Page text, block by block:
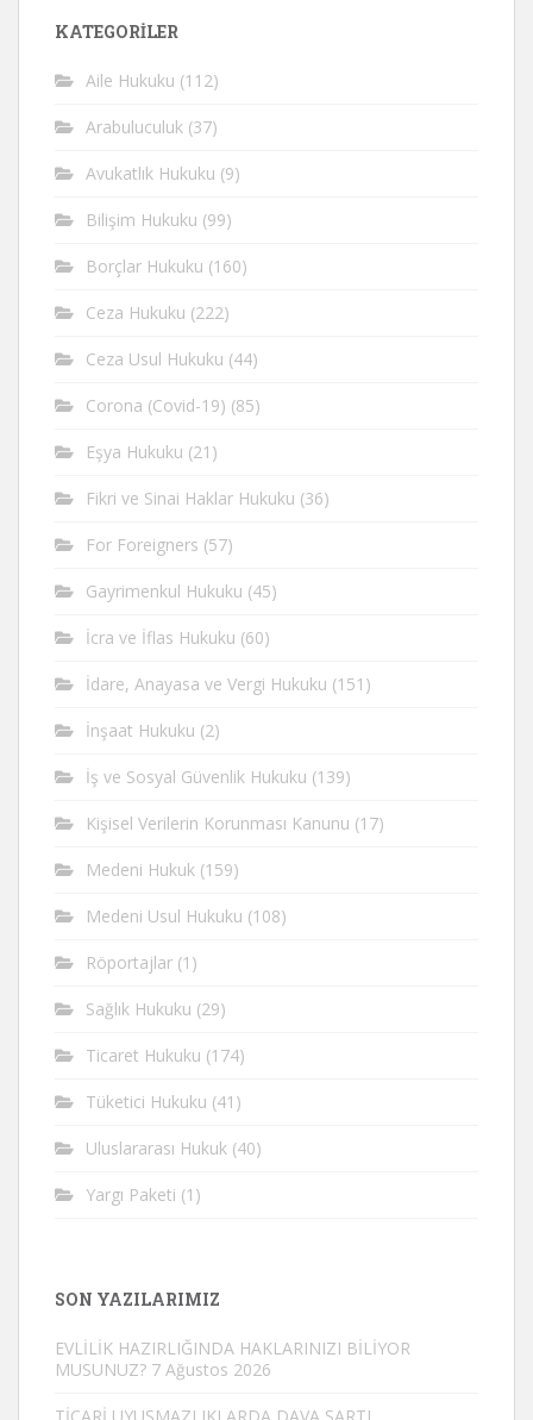
KATEGORİLER
Aile Hukuku (112)
Arabuluculuk (37)
Avukatlık Hukuku (9)
Bilişim Hukuku (99)
Borçlar Hukuku (160)
Ceza Hukuku (222)
Ceza Usul Hukuku (44)
Corona (Covid-19) (85)
Eşya Hukuku (21)
Fikri ve Sinai Haklar Hukuku (36)
For Foreigners (57)
Gayrimenkul Hukuku (45)
İcra ve İflas Hukuku (60)
İdare, Anayasa ve Vergi Hukuku (151)
İnşaat Hukuku (2)
İş ve Sosyal Güvenlik Hukuku (139)
Kişisel Verilerin Korunması Kanunu (17)
Medeni Hukuk (159)
Medeni Usul Hukuku (108)
Röportajlar (1)
Sağlık Hukuku (29)
Ticaret Hukuku (174)
Tüketici Hukuku (41)
Uluslararası Hukuk (40)
Yargı Paketi (1)
SON YAZILARIMIZ
EVLİLİK HAZIRLIĞINDA HAKLARINIZI BİLİYOR
MUSUNUZ? 7 Ağustos 2026